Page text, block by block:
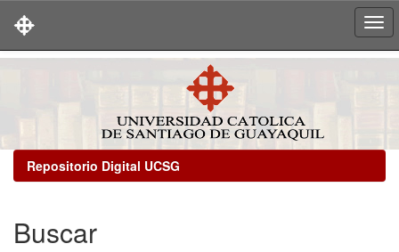
Repositorio Digital UCSG
Buscar